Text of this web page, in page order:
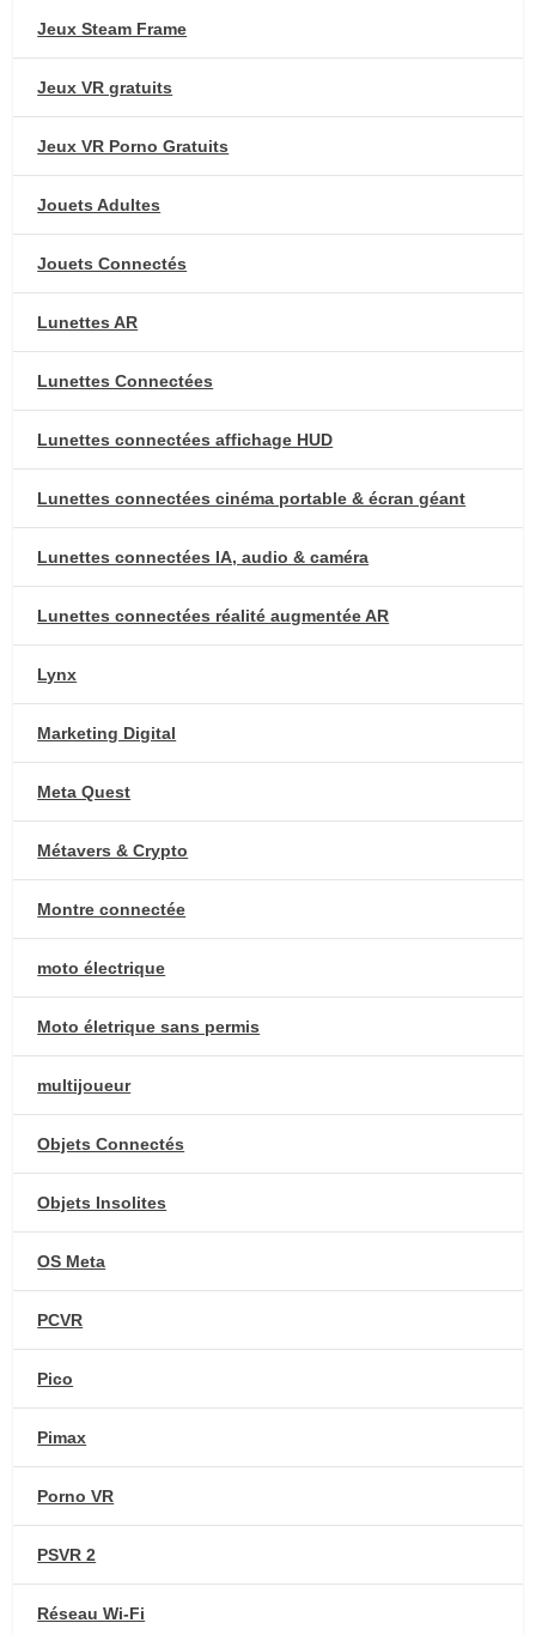
Jeux Steam Frame
Jeux VR gratuits
Jeux VR Porno Gratuits
Jouets Adultes
Jouets Connectés
Lunettes AR
Lunettes Connectées
Lunettes connectées affichage HUD
Lunettes connectées cinéma portable & écran géant
Lunettes connectées IA, audio & caméra
Lunettes connectées réalité augmentée AR
Lynx
Marketing Digital
Meta Quest
Métavers & Crypto
Montre connectée
moto électrique
Moto életrique sans permis
multijoueur
Objets Connectés
Objets Insolites
OS Meta
PCVR
Pico
Pimax
Porno VR
PSVR 2
Réseau Wi-Fi